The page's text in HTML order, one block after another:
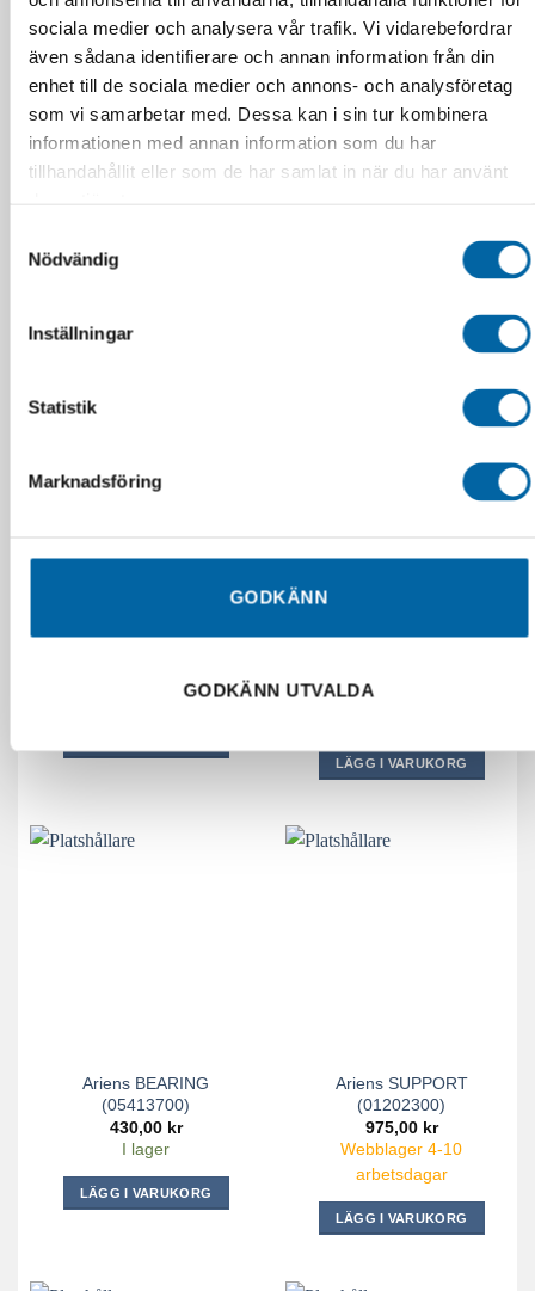
sociala medier och analysera vår trafik. Vi vidarebefordrar
även sådana identifierare och annan information från din
enhet till de sociala medier och annons- och analysföretag
som vi samarbetar med. Dessa kan i sin tur kombinera
informationen med annan information som du har
tillhandahållit eller som de har samlat in när du har använt
Nödvändig
Inställningar
Statistik
Marknadsföring
GODKÄNN
GODKÄNN UTVALDA
Webblager 4-10
LÄGG I VARUKORG
07200623 (07200020)
LÄGG I VARUKORG
836,25
LÄGG I VARUKORG
Ariens BEARING
(05413700)
430,00 kr
I lager
LÄGG I VARUKORG
Ariens SUPPORT
(01202300)
975,00 kr
Webblager 4-10
arbetsdagar
LÄGG I VARUKORG